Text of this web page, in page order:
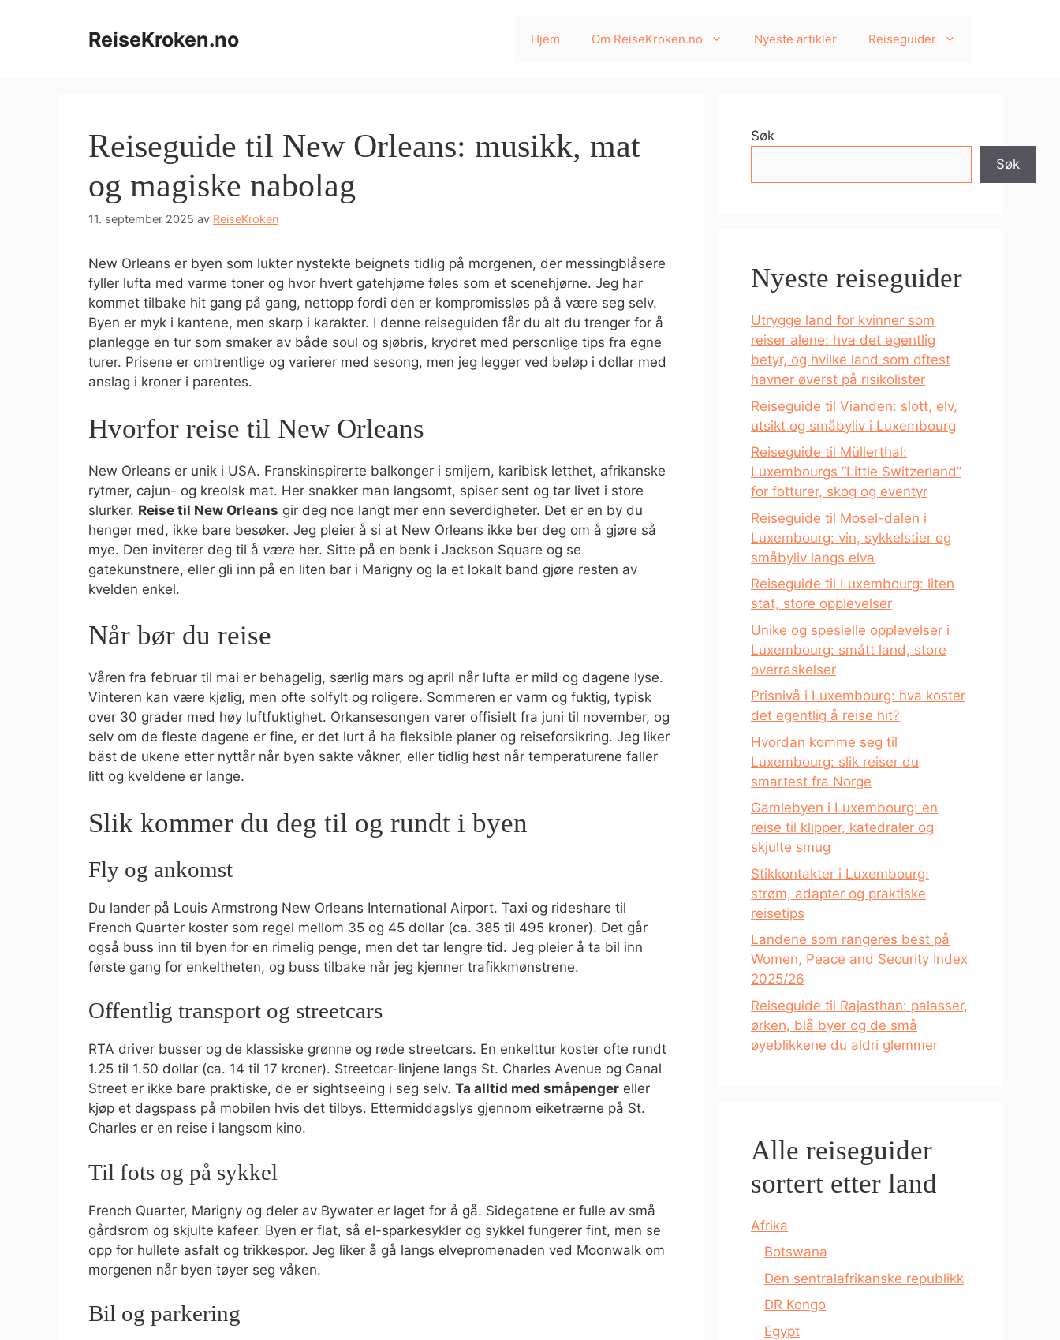
ReiseKroken.no Hjem Om ReiseKroken.no Nyeste artikler Reiseguider
Reiseguide til New Orleans: musikk, mat
og magiske nabolag
11. september 2025 av ReiseKroken
New Orleans er byen som lukter nystekte beignets tidlig på morgenen, der messingblåsere
fyller lufta med varme toner og hvor hvert gatehjørne føles som et scenehjørne. Jeg har
kommet tilbake hit gang på gang, nettopp fordi den er kompromissløs på å være seg selv.
Byen er myk i kantene, men skarp i karakter. I denne reiseguiden får du alt du trenger for å
planlegge en tur som smaker av både soul og sjøbris, krydret med personlige tips fra egne
turer. Prisene er omtrentlige og varierer med sesong, men jeg legger ved beløp i dollar med
anslag i kroner i parentes.
Hvorfor reise til New Orleans
New Orleans er unik i USA. Franskinspirerte balkonger i smijern, karibisk letthet, afrikanske
rytmer, cajun- og kreolsk mat. Her snakker man langsomt, spiser sent og tar livet i store
slurker. Reise til New Orleans gir deg noe langt mer enn severdigheter. Det er en by du
henger med, ikke bare besøker. Jeg pleier å si at New Orleans ikke ber deg om å gjøre så
mye. Den inviterer deg til å være her. Sitte på en benk i Jackson Square og se
gatekunstnere, eller gli inn på en liten bar i Marigny og la et lokalt band gjøre resten av
kvelden enkel.
Når bør du reise
Våren fra februar til mai er behagelig, særlig mars og april når lufta er mild og dagene lyse.
Vinteren kan være kjølig, men ofte solfylt og roligere. Sommeren er varm og fuktig, typisk
over 30 grader med høy luftfuktighet. Orkansesongen varer offisielt fra juni til november, og
selv om de fleste dagene er fine, er det lurt å ha fleksible planer og reiseforsikring. Jeg liker
bäst de ukene etter nyttår når byen sakte våkner, eller tidlig høst når temperaturene faller
litt og kveldene er lange.
Slik kommer du deg til og rundt i byen
Fly og ankomst
Du lander på Louis Armstrong New Orleans International Airport. Taxi og rideshare til
French Quarter koster som regel mellom 35 og 45 dollar (ca. 385 til 495 kroner). Det går
også buss inn til byen for en rimelig penge, men det tar lengre tid. Jeg pleier å ta bil inn
første gang for enkeltheten, og buss tilbake når jeg kjenner trafikkmønstrene.
Offentlig transport og streetcars
RTA driver busser og de klassiske grønne og røde streetcars. En enkelttur koster ofte rundt
1.25 til 1.50 dollar (ca. 14 til 17 kroner). Streetcar-linjene langs St. Charles Avenue og Canal
Street er ikke bare praktiske, de er sightseeing i seg selv. Ta alltid med småpenger eller
kjøp et dagspass på mobilen hvis det tilbys. Ettermiddagslys gjennom eiketrærne på St.
Charles er en reise i langsom kino.
Til fots og på sykkel
French Quarter, Marigny og deler av Bywater er laget for å gå. Sidegatene er fulle av små
gårdsrom og skjulte kafeer. Byen er flat, så el-sparkesykler og sykkel fungerer fint, men se
opp for hullete asfalt og trikkespor. Jeg liker å gå langs elvepromenaden ved Moonwalk om
morgenen når byen tøyer seg våken.
Bil og parkering
Søk
Søk
Nyeste reiseguider
Utrygge land for kvinner som
reiser alene: hva det egentlig
betyr, og hvilke land som oftest
havner øverst på risikolister
Reiseguide til Vianden: slott, elv,
utsikt og småbyliv i Luxembourg
Reiseguide til Müllerthal:
Luxembourgs “Little Switzerland”
for fotturer, skog og eventyr
Reiseguide til Mosel-dalen i
Luxembourg: vin, sykkelstier og
småbyliv langs elva
Reiseguide til Luxembourg: liten
stat, store opplevelser
Unike og spesielle opplevelser i
Luxembourg: smått land, store
overraskelser
Prisnivå i Luxembourg: hva koster
det egentlig å reise hit?
Hvordan komme seg til
Luxembourg: slik reiser du
smartest fra Norge
Gamlebyen i Luxembourg: en
reise til klipper, katedraler og
skjulte smug
Stikkontakter i Luxembourg:
strøm, adapter og praktiske
reisetips
Landene som rangeres best på
Women, Peace and Security Index
2025/26
Reiseguide til Rajasthan: palasser,
ørken, blå byer og de små
øyeblikkene du aldri glemmer
Alle reiseguider
sortert etter land
Afrika
Botswana
Den sentralafrikanske republikk
DR Kongo
Egypt